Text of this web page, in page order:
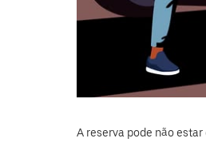
A reserva pode não